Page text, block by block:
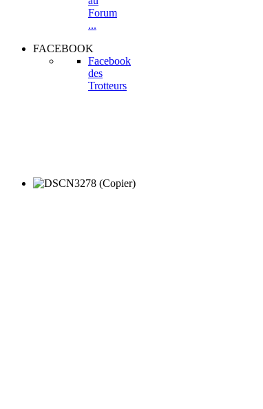
Forum
...
FACEBOOK
Facebook
des
Trotteurs